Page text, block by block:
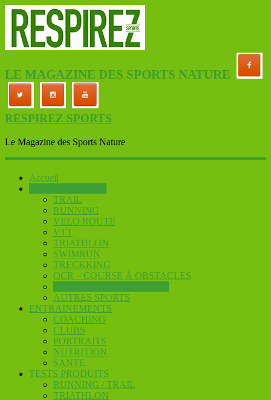
LE MAGAZINE DES SPORTS NATURE
RESPIREZ SPORTS
Le Magazine des Sports Nature
Accueil
TRAIL
RUNNING
VELO ROUTE
VTT
TRIATHLON
SWIMRUN
TRECKKING
OCR – COURSE À OBSTACLES
AUTRES SPORTS
ENTRAINEMENTS
COACHING
CLUBS
PORTRAITS
NUTRITION
SANTE
TESTS PRODUITS
RUNNING / TRAIL
TRIATHLON